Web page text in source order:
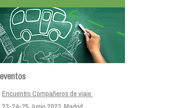
Encuentro Compañeros de viaje.